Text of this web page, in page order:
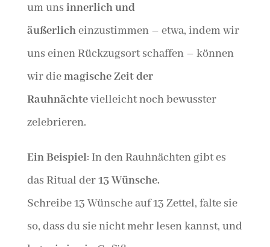
um uns innerlich und
äußerlicheinzustimmen – etwa, indem wir
uns einen Rückzugsort schaffen – können
wir diemagische Zeit der
Rauhnächtevielleicht noch bewusster
zelebrieren.
Ein Beispiel: In den Rauhnächten gibt es
das Ritual der13 Wünsche.
Schreibe 13 Wünsche auf 13 Zettel, falte sie
so, dass du sie nicht mehr lesen kannst, und